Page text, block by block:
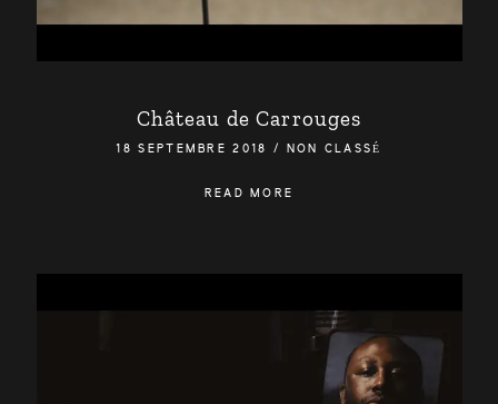
Château de Carrouges
18 SEPTEMBRE 2018 / NON CLASSÉ
READ MORE